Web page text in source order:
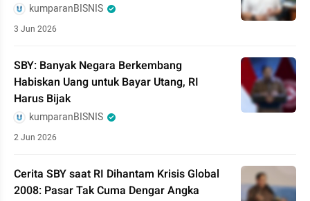
kumparanBISNIS
3 Jun 2026
SBY: Banyak Negara Berkembang
Habiskan Uang untuk Bayar Utang, RI
Harus Bijak
kumparanBISNIS
2 Jun 2026
Cerita SBY saat RI Dihantam Krisis Global
2008: Pasar Tak Cuma Dengar Angka